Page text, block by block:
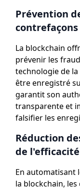
Prévention
contrefaçons
La blockchain
prévenir les
technologie de
être enregistré
garantit son
transparente et
falsifier les
Réduction
de l'efficacité
En automatisant
la blockchain,